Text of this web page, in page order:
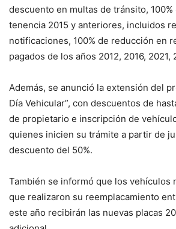
descuento en multas de tránsito,
tenencia 2015 y anteriores, incluidos
notificaciones, 100% de reducción en
pagados de los años 2012, 2016, 2021,
Además, se anunció la extensión del
Día Vehicular”, con descuentos de
de propietario e inscripción de
quienes inicien su trámite a partir de
descuento del 50%.
También se informó que los vehículos
que realizaron su reemplacamiento
este año recibirán las nuevas placas